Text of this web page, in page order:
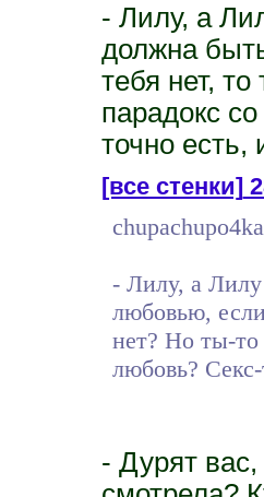
- Лилу, а
должна
тебя нет,
парадокс
точно есть,
[все стенки]
- Лилу, а
любовью,
нет? Но ты-то
любовь?
- Дурят